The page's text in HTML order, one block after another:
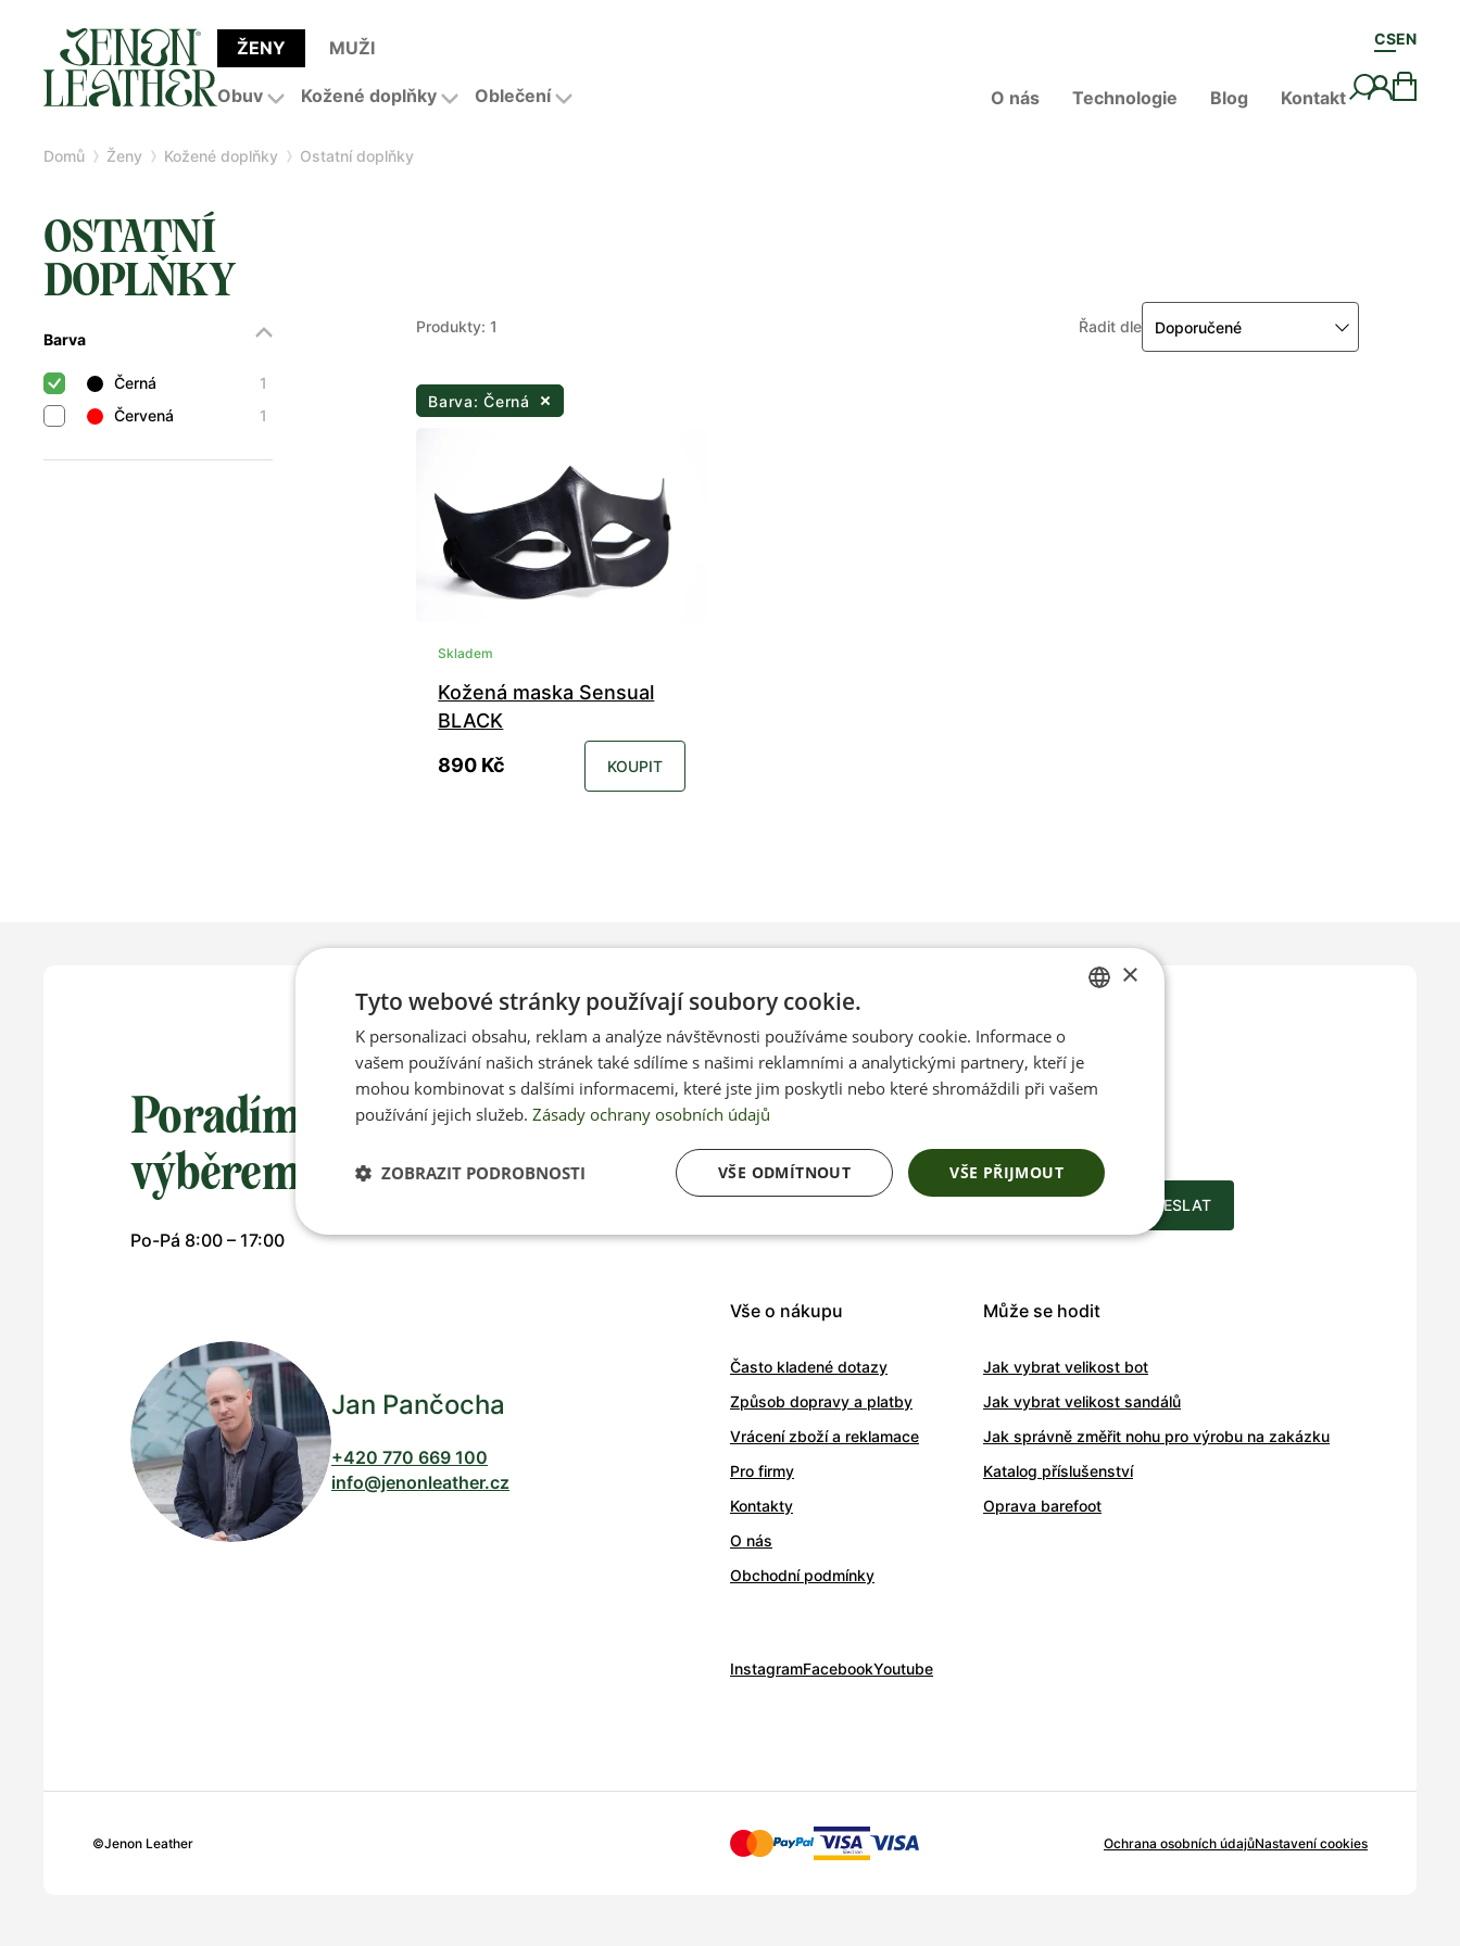
ŽENY
Obuv Kožené doplňky Oblečení
MUŽI
O nás Technologie Blog Kontakt
CSEN
Domů Ženy Kožené doplňky Ostatní doplňky
OSTATNÍ
DOPLŇKY
Barva
Černá
1
Červená
1
Produkty: 1 Řadit dle Doporučené
Barva: Černá
Skladem
Kožená maska Sensual
BLACK
890 Kč
KOUPIT
Poradíme vám s
výběrem
Po-Pá 8:00 – 17:00
Jan Pančocha
+420 770 669 100
info@jenonleather.cz
Přednostní informace o
soutěžích, akcích a novinkách
ODESLAT
Vše o nákupu
Často kladené dotazy
Způsob dopravy a platby
Vrácení zboží a reklamace
Pro firmy
Kontakty
O nás
Obchodní podmínky
Může se hodit
Jak vybrat velikost bot
Jak vybrat velikost sandálů
Jak správně změřit nohu pro výrobu na zakázku
Katalog příslušenství
Oprava barefoot
InstagramFacebookYoutube
©Jenon Leather Ochrana osobních údajůNastavení cookies
ENGLISH
×
Tyto webové stránky používají soubory cookie.
K personalizaci obsahu, reklam a analýze návštěvnosti používáme soubory cookie. Informace o
vašem používání našich stránek také sdílíme s našimi reklamními a analytickými partnery, kteří je
mohou kombinovat s dalšími informacemi, které jste jim poskytli nebo které shromáždili při vašem
používání jejich služeb. Zásady ochrany osobních údajů
VŠE PŘIJMOUT
VŠE ODMÍTNOUT
ZOBRAZIT PODROBNOSTI